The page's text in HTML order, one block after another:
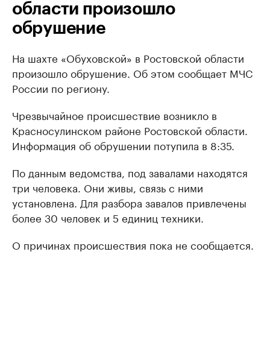
области произошло
обрушение
На шахте «Обуховской» в Ростовской области
произошло обрушение. Об этом сообщает МЧС
России по региону.
Чрезвычайное происшествие возникло в
Красносулинском районе Ростовской области.
Информация об обрушении потупила в 8:35.
По данным ведомства, под завалами находятся
три человека. Они живы, связь с ними
установлена. Для разбора завалов привлечены
более 30 человек и 5 единиц техники.
О причинах происшествия пока не сообщается.